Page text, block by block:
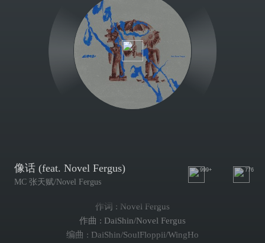
像话 (feat. Novel Fergus)
MC 张天赋/Novel Fergus
999+ 776
作词 : Novel Fergus
作曲 : DaiShin/Novel Fergus
编曲 : DaiShin/SoulFloppii/WingHo